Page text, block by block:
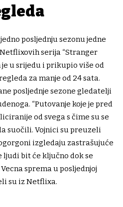
posljednju sezonu jedne
serija “Stranger
je u srijedu i prikupio više od
za manje od 24 sata.
posljednje sezone gledatelji
“Putovanje koje je pred
od svega s čime su se
suočili. Vojnici su preuzeli
izgledaju zastrašujuće
ljudi bit će ključno dok se
sprema u posljednjoj
su iz Netflixa.